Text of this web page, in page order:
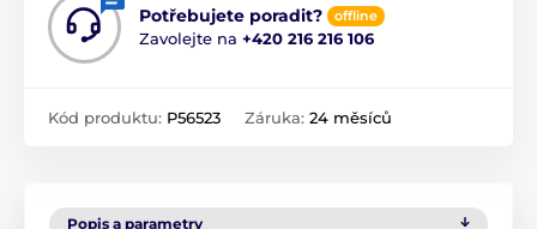
Potřebujete poradit? offline
Zavolejte na +420 216 216 106
Kód produktu: P56523 Záruka: 24 měsíců
Popis a parametry